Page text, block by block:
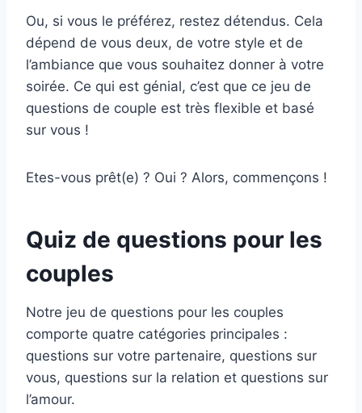
Ou, si vous le préférez, restez détendus. Cela
dépend de vous deux, de votre style et de
l’ambiance que vous souhaitez donner à votre
soirée. Ce qui est génial, c’est que ce jeu de
questions de couple est très flexible et basé
sur vous !
Etes-vous prêt(e) ? Oui ? Alors, commençons !
Quiz de questions pour les
couples
Notre jeu de questions pour les couples
comporte quatre catégories principales :
questions sur votre partenaire, questions sur
vous, questions sur la relation et questions sur
l’amour.